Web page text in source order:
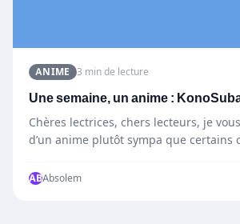
ANIME 3 min de lecture
Une semaine, un anime :
Chères lectrices, chers lecteurs, je
d’un anime plutôt sympa que certains
ABAbsolem